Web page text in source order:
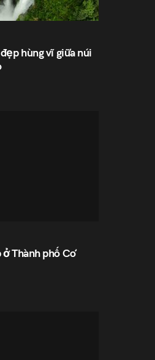
hùng vĩ giữa núi
Thành phố Cơ